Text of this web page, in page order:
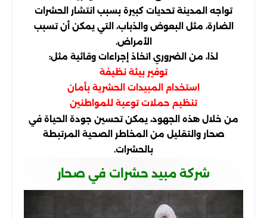
تواجه المدينة تحديات كبيرة بسبب انتشار الحشرات
الضارة، مثل البعوض والذباب، التي يمكن أن تسبب
الأمراض.
لذا، من الضروري اتخاذ إجراءات وقائية مثل:
توفير بيئة نظيفة
استخدام المبيدات الحشرية بأمان
تنظيم حملات توعية للمواطنين
من خلال هذه الجهود، يمكن تحسين جودة الحياة في
صحار والتقليل من المخاطر الصحية المرتبطة
بالحشرات.
شركة مبيد حشرات في صحار